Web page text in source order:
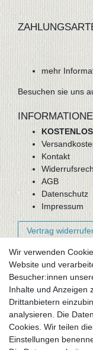
mehr
Besuchen sie uns
Kontakt
AGB
Datenschutz
Impressum
Vertrag
Newsletter-
FAQ / Fragen
Mein
Mein
Mein Konto
UNSER
Wir verwenden
Website und
Besucher:innen
Inhalte und Anzeigen
Drittanbietern
analysieren. Die
Cookies. Wir teilen
Einstellungen